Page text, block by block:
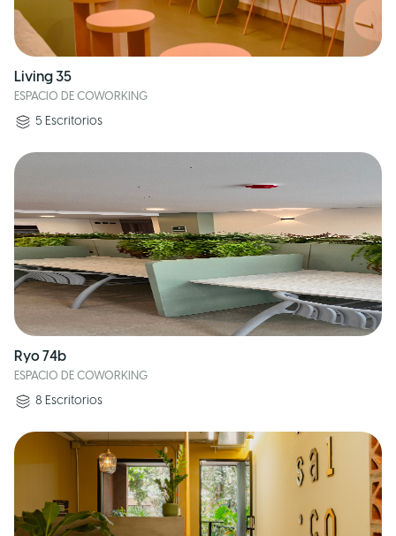
Living 35
ESPACIO DE COWORKING
5 Escritorios
Ryo 74b
ESPACIO DE COWORKING
8 Escritorios